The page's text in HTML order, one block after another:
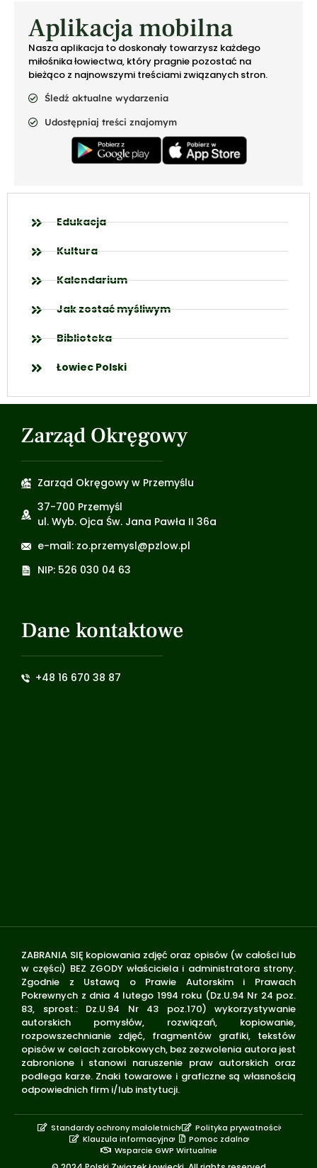
Aplikacja mobilna
Nasza aplikacja to doskonały towarzysz każdego
miłośnika łowiectwa, który pragnie pozostać na
bieżąco z najnowszymi treściami związanych stron.
Śledź aktualne wydarzenia
Udostępniaj treści znajomym
Edukacja
Kultura
Kalendarium
Jak zostać myśliwym
Biblioteka
Łowiec Polski
Zarząd Okręgowy
Zarząd Okręgowy w Przemyślu
37-700 Przemyśl
ul. Wyb. Ojca Św. Jana Pawła II 36a
e-mail: zo.przemysl@pzlow.pl
NIP: 526 030 04 63
Dane kontaktowe
+48 16 670 38 87
ZABRANIA SIĘ kopiowania zdjęć oraz opisów (w całości lub
w części) BEZ ZGODY właściciela i administratora strony.
Zgodnie z Ustawą o Prawie Autorskim i Prawach
Pokrewnych z dnia 4 lutego 1994 roku (Dz.U.94 Nr 24 poz.
83, sprost.: Dz.U.94 Nr 43 poz.170) wykorzystywanie
autorskich pomysłów, rozwiązań, kopiowanie,
rozpowszechnianie zdjęć, fragmentów grafiki, tekstów
opisów w celach zarobkowych, bez zezwolenia autora jest
zabronione i stanowi naruszenie praw autorskich oraz
podlega karze. Znaki towarowe i graficzne są własnością
odpowiednich firm i/lub instytucji.
Standardy ochrony małoletnich
Polityka prywatności
Klauzula informacyjna
Pomoc zdalna
Wsparcie GWP Wirtualnie